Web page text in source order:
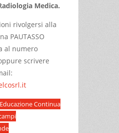
Medica.
rivolgersi alla
PAUTASSO
al numero
scrivere
Educazione Continua